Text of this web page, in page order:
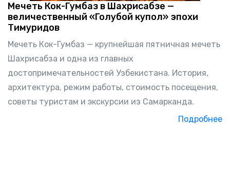
Мечеть Кок-Гумбаз в Шахрисабзе —
величественный «Голубой купол» эпохи
Тимуридов
Мечеть Кок-Гумбаз — крупнейшая пятничная мечеть
Шахрисабза и одна из главных
достопримечательностей Узбекистана. История,
архитектура, режим работы, стоимость посещения,
советы туристам и экскурсии из Самарканда.
Подробнее